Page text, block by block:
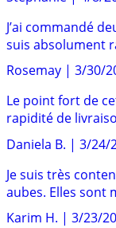
J’ai commandé
suis absolument
Rosemay | 3/30/
Le point fort de
rapidité de
Daniela B. | 3/24/
Je suis très
aubes. Elles sont
Karim H. | 3/23/